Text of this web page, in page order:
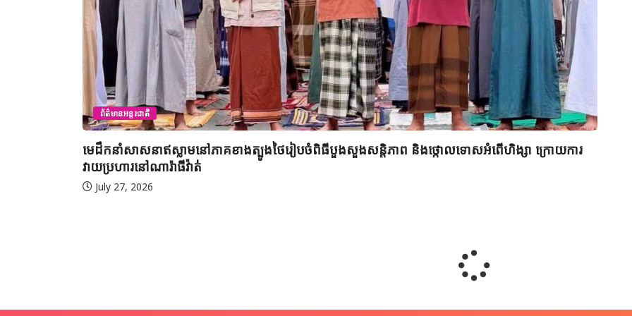
ព័ត៌មានអន្តរជាតិ
មេដឹកនាំសាសនាឥស្លាមនៅភាគខាងត្បូងថៃរៀបចំពិធីបួងសួងសន្តិភាព និងថ្កោលទោសអំពើហិង្សា ក្រោយការ
វាយប្រហារនៅណារ៉ាធីវ៉ាត់
July 27, 2026